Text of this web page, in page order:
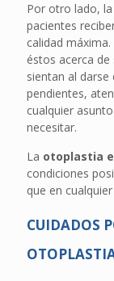
Por otro lado,
pacientes
calidad
éstos acerca
sientan al
pendientes,
cualquier
necesitar.
La otoplastia
condiciones
que en
CUIDADOS